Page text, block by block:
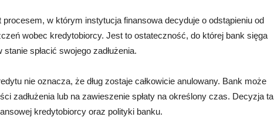
w którym instytucja finansowa decyduje o odstąpieniu od
wobec kredytobiorcy. Jest to ostateczność, do której bank sięga
spłacić swojego zadłużenia.
nie oznacza, że dług zostaje całkowicie anulowany. Bank może
zadłużenia lub na zawieszenie spłaty na określony czas. Decyzja ta
kredytobiorcy oraz polityki banku.